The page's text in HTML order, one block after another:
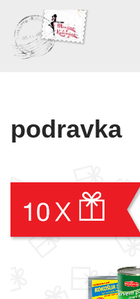
Skoči
na
podravka